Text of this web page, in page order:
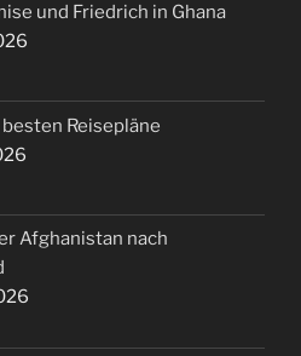
und Friedrich in Ghana
Reisepläne
Afghanistan nach